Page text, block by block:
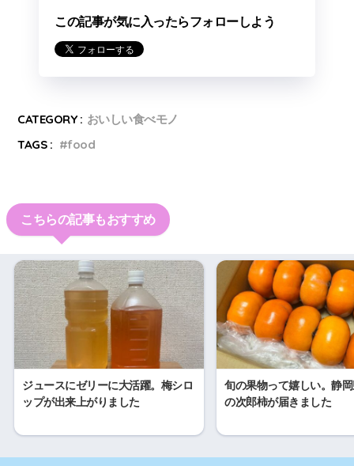
この記事が気に入ったらフォローしよう
CATEGORY : おいしい食べモノ
TAGS :
food
こちらの記事もおすすめ
ジュースにゼリーに大活躍。梅シロ
ップが出来上がりました
旬の果物って嬉しい。静
の次郎柿が届きました